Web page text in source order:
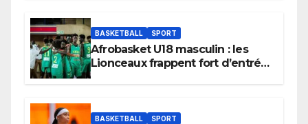
BASKETBALL SPORT
Afrobasket U18 masculin : les
Lionceaux frappent fort d’entrée
BASKETBALL SPORT